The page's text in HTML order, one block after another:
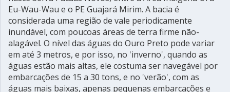
Eu-Wau-Wau e o PE Guajará Mirim. A bacia é
considerada uma região de vale periodicamente
inundável, com poucoas áreas de terra firme não-
alagável. O nível das águas do Ouro Preto pode variar
em até 3 metros, e por isso, no 'inverno', quando as
águas estão mais altas, ele costuma ser navegável por
embarcações de 15 a 30 tons, e no 'verão', com as
águas mais baixas, apenas pequenas embarcações e